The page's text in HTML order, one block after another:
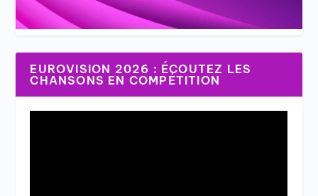
EUROVISION 2026 : ÉCOUTEZ LES
CHANSONS EN COMPÉTITION